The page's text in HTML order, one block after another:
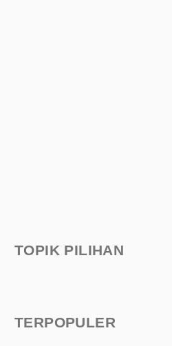
TOPIK PILIHAN
TERPOPULER